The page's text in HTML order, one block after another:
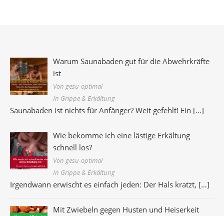
Warum Saunabaden gut für die Abwehrkräfte
ist
Von gesu-optimal
In Grippe & Erkältung
Saunabaden ist nichts für Anfänger? Weit gefehlt! Ein […]
Wie bekomme ich eine lästige Erkältung
schnell los?
Von gesu-optimal
In Grippe & Erkältung
Irgendwann erwischt es einfach jeden: Der Hals kratzt, […]
Mit Zwiebeln gegen Husten und Heiserkeit